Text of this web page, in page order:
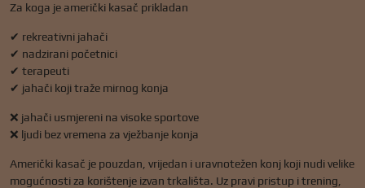
Za koga je američki kasač prikladan
✔ rekreativni jahači
✔ nadzirani početnici
✔ terapeuti
✔ jahači koji traže mirnog konja
❌ jahači usmjereni na visoke sportove
❌ ljudi bez vremena za vježbanje konja
Američki kasač je pouzdan, vrijedan i uravnotežen konj koji nudi velike
mogućnosti za korištenje izvan trkališta. Uz pravi pristup i trening,